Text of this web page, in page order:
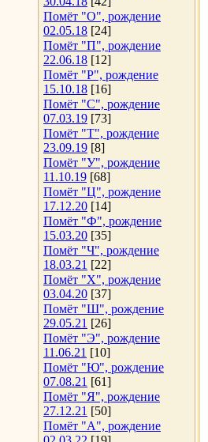
Помёт "О", рождение
02.05.18 [24]
Помёт "П", рождение
22.06.18 [12]
Помёт "Р", рождение
15.10.18 [16]
Помёт "С", рождение
07.03.19 [73]
Помёт "Т", рождение
23.09.19 [8]
Помёт "У", рождение
11.10.19 [68]
Помёт "Ц", рождение
17.12.20 [14]
Помёт "Ф", рождение
15.03.20 [35]
Помёт "Ч", рождение
18.03.21 [22]
Помёт "Х", рождение
03.04.20 [37]
Помёт "Ш", рождение
29.05.21 [26]
Помёт "Э", рождение
11.06.21 [10]
Помёт "Ю", рождение
07.08.21 [61]
Помёт "Я", рождение
27.12.21 [50]
Помёт "А", рождение